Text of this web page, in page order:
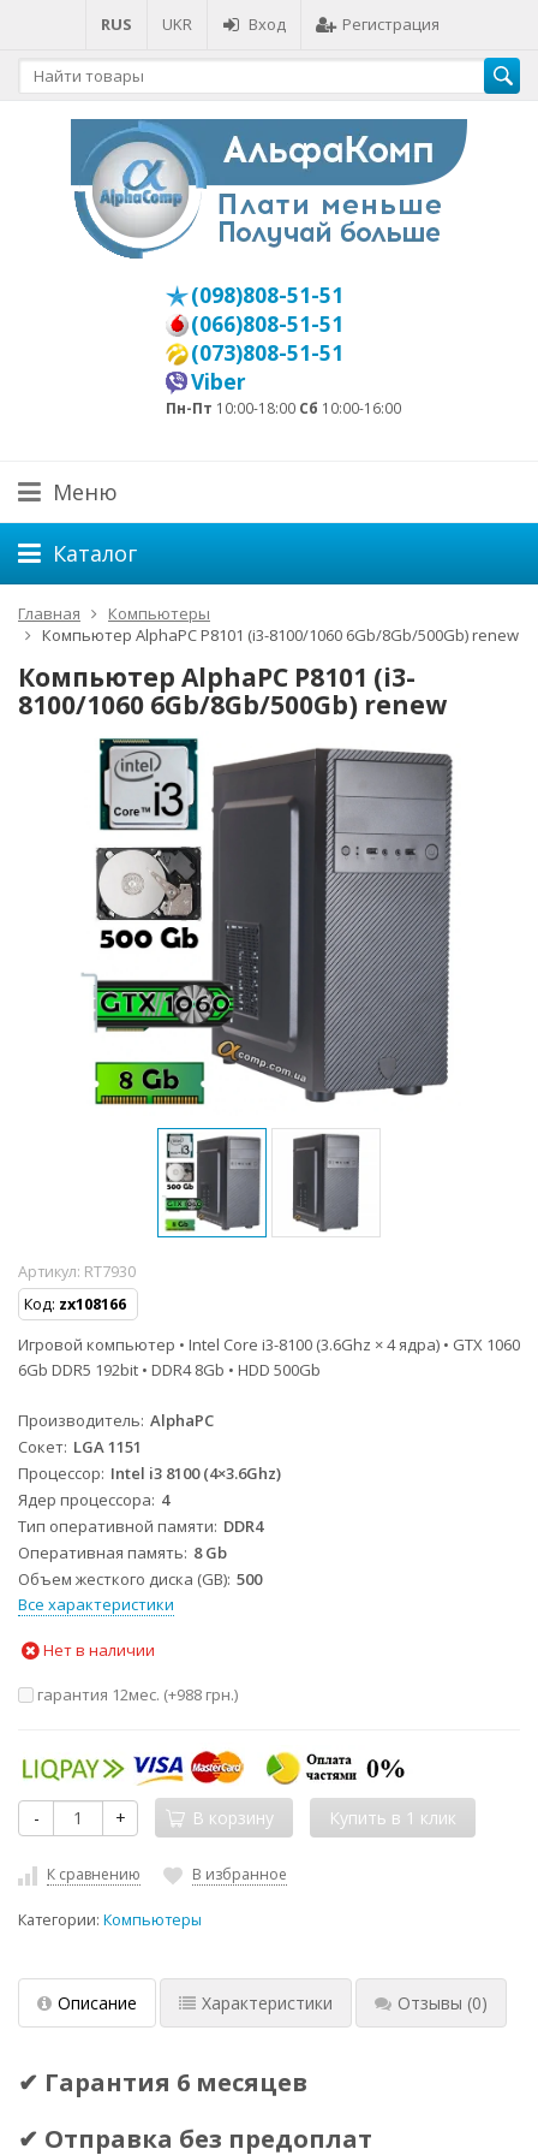
RUS UKR Вход Регистрация
(098)808-51-51
(066)808-51-51
(073)808-51-51
Viber
Пн-Пт 10:00-18:00 Сб 10:00-16:00
Меню
Каталог
Главная
Компьютеры
Компьютер AlphaPC P8101 (i3-8100/1060 6Gb/8Gb/500Gb) renew
Компьютер AlphaPC P8101 (i3-
8100/1060 6Gb/8Gb/500Gb) renew
Артикул: RT7930
Код: zx108166
Игровой компьютер • Intel Core i3-8100 (3.6Ghz × 4 ядра) • GTX 1060
6Gb DDR5 192bit • DDR4 8Gb • HDD 500Gb
Производитель AlphaPC
Сокет LGA 1151
Процессор Intel i3 8100 (4×3.6Ghz)
Ядер процессора 4
Тип оперативной памяти DDR4
Оперативная память 8 Gb
Объем жесткого диска (GB) 500
Все характеристики
Нет в наличии
гарантия 12мес. (+988 грн.)
- + В корзину
К сравнению В избранное
Категории: Компьютеры
Описание Характеристики Отзывы (0)
✔ Гарантия 6 месяцев
✔ Отправка без предоплат